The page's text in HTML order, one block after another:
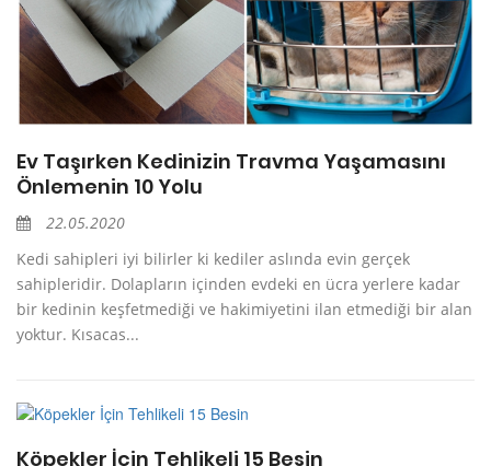
Ev Taşırken Kedinizin Travma Yaşamasını
Önlemenin 10 Yolu
22.05.2020
Kedi sahipleri iyi bilirler ki kediler aslında evin gerçek
sahipleridir. Dolapların içinden evdeki en ücra yerlere kadar
bir kedinin keşfetmediği ve hakimiyetini ilan etmediği bir alan
yoktur. Kısacas...
Köpekler İçin Tehlikeli 15 Besin